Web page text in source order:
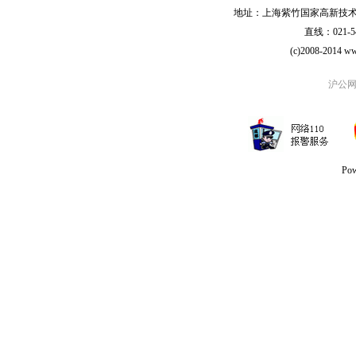
地址：上海紫竹国家高新技
直线：021-
(c)2008-2014
沪公